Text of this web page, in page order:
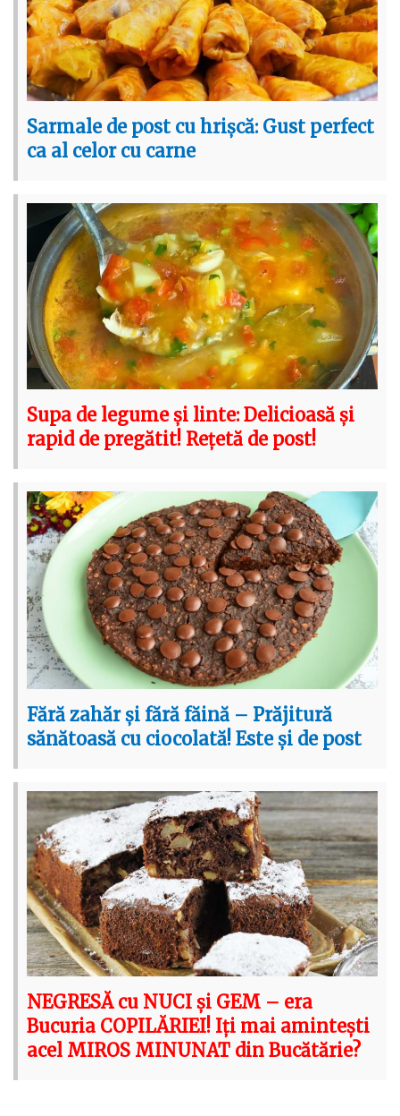
Sarmale de post cu hrișcă: Gust perfect
ca al celor cu carne
Supa de legume și linte: Delicioasă și
rapid de pregătit! Rețetă de post!
Fără zahăr și fără făină – Prăjitură
sănătoasă cu ciocolată! Este și de post
NEGRESĂ cu NUCI și GEM – era
Bucuria COPILĂRIEI! Iți mai amintești
acel MIROS MINUNAT din Bucătărie?